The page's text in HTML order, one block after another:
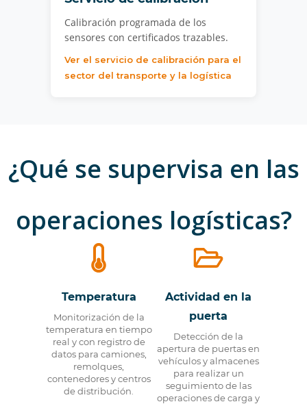
Calibración programada de los
sensores con certificados trazables.
Ver el servicio de calibración para el
sector del transporte y la logística
¿Qué se supervisa en las
operaciones logísticas?
Temperatura
Monitorización de la
temperatura en tiempo
real y con registro de
datos para camiones,
remolques,
contenedores y centros
de distribución.
Actividad en la
puerta
Detección de la
apertura de puertas en
vehículos y almacenes
para realizar un
seguimiento de las
operaciones de carga y